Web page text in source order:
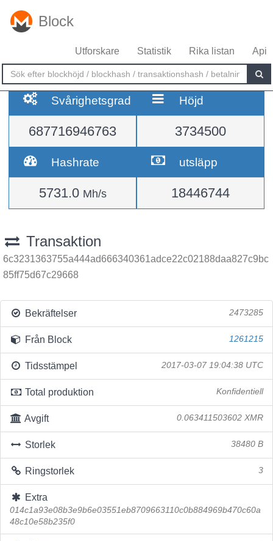
Block
Utforskare Statistik Rika listan Api
Svårighetsgrad
687716946763
Höjd
3734500
Hashrate
5731.0 Mh/s
utsläpp
18446744
Transaktion
6c3231363755a444ad666340361adce22c02188daa827c9bc
85ff75d67c29668
Bekräftelser 2473285
Från Block 1261215
Tidsstämpel 2017-03-07 19:04:38 UTC
Total produktion Konfidentiell
Avgift 0.063411503602 XMR
Storlek 38480 B
Ringstorlek 3
Extra
014c1a93e08b3e9b6e03551eb8709663110c0b884969b470c60a
48c10e58b235f0